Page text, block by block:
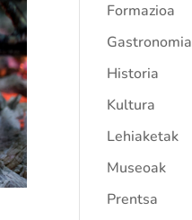
Formazioa
Gastronomia
Historia
Kultura
Lehiaketak
Museoak
Prentsa